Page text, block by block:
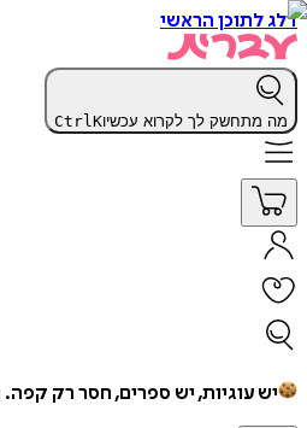
דלג לתוכן הראשי
מה מתחשק לך לקרוא עכשיו CtrlK
יש עוגיות, יש ספרים, חסר רק קפה.